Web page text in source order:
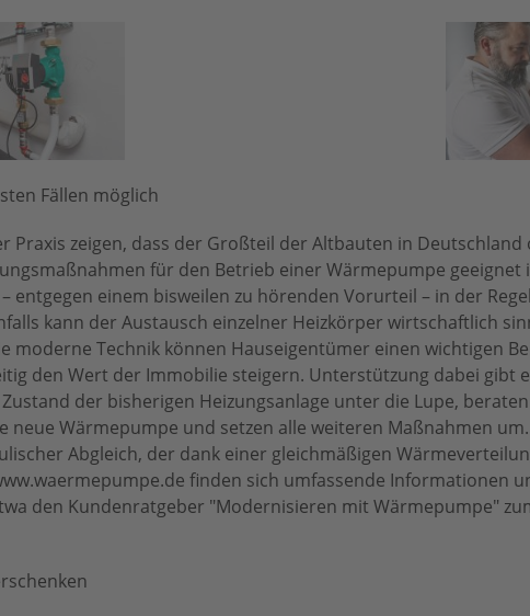
Fällen möglich
Praxis zeigen, dass der Großteil der Altbauten in Deutschland
für den Betrieb einer Wärmepumpe geeignet
entgegen einem bisweilen zu hörenden Vorurteil – in der
kann der Austausch einzelner Heizkörper wirtschaftlich
moderne Technik können Hauseigentümer einen wichtigen
den Wert der Immobilie steigern. Unterstützung dabei gibt
der bisherigen Heizungsanlage unter die Lupe,
neue Wärmepumpe und setzen alle weiteren Maßnahmen
Abgleich, der dank einer gleichmäßigen
finden sich umfassende Informationen
den Kundenratgeber "Modernisieren mit Wärmepumpe"